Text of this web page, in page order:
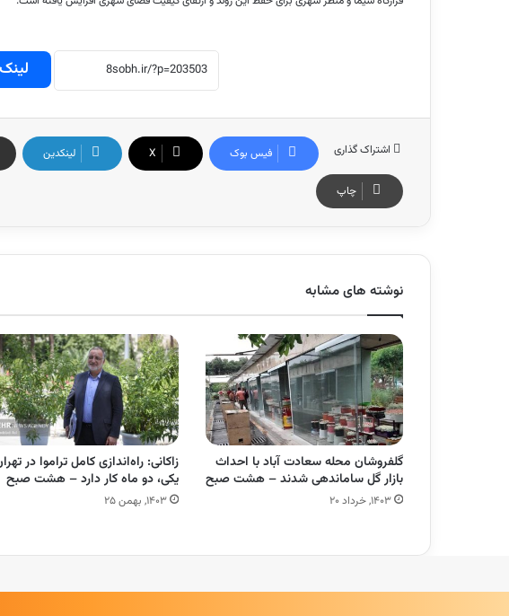
اشتراک گذاری فیس بوک X لینکدین
چاپ
نوشته های مشابه
گلفروشان محله سعادت آباد با احداث
بازار گل ساماندهی شدند – هشت صبح
۱۴۰۳, خرداد ۲۰
زاکانی: راه‌اندازی کامل تراموا در
یکی، دو ماه کار دارد – هشت صبح
۱۴۰۳, بهمن ۲۵